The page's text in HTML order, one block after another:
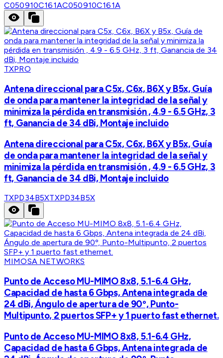
C050910C161AC050910C161A
TXPRO
Antena direccional para C5x, C6x, B6X y B5x, Guía
de onda para mantener la integridad de la señal y
minimiza la pérdida en transmisión , 4.9 - 6.5 GHz, 3
ft, Ganancia de 34 dBi, Montaje incluido
Antena direccional para C5x, C6x, B6X y B5x, Guía
de onda para mantener la integridad de la señal y
minimiza la pérdida en transmisión , 4.9 - 6.5 GHz, 3
ft, Ganancia de 34 dBi, Montaje incluido
TXPD34B5XTXPD34B5X
MIMOSA NETWORKS
Punto de Acceso MU-MIMO 8x8, 5.1-6.4 GHz,
Capacidad de hasta 6 Gbps, Antena integrada de
24 dBi, Ángulo de apertura de 90º, Punto-
Multipunto, 2 puertos SFP+ y 1 puerto fast ethernet.
Punto de Acceso MU-MIMO 8x8, 5.1-6.4 GHz,
Capacidad de hasta 6 Gbps, Antena integrada de